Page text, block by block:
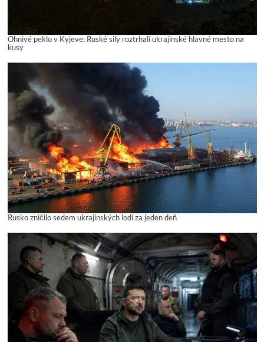
Ohnivé peklo v Kyjeve: Ruské sily roztrhali ukrajinské hlavné mesto na
kusy
Rusko zničilo sedem ukrajinských lodí za jeden deň